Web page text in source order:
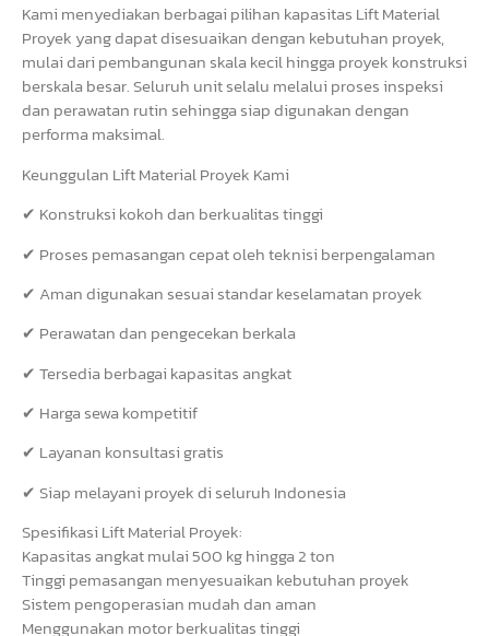
Kami menyediakan berbagai pilihan kapasitas Lift Material
Proyek yang dapat disesuaikan dengan kebutuhan proyek,
mulai dari pembangunan skala kecil hingga proyek konstruksi
berskala besar. Seluruh unit selalu melalui proses inspeksi
dan perawatan rutin sehingga siap digunakan dengan
performa maksimal.
Keunggulan Lift Material Proyek Kami
✔ Konstruksi kokoh dan berkualitas tinggi
✔ Proses pemasangan cepat oleh teknisi berpengalaman
✔ Aman digunakan sesuai standar keselamatan proyek
✔ Perawatan dan pengecekan berkala
✔ Tersedia berbagai kapasitas angkat
✔ Harga sewa kompetitif
✔ Layanan konsultasi gratis
✔ Siap melayani proyek di seluruh Indonesia
Spesifikasi Lift Material Proyek:
Kapasitas angkat mulai 500 kg hingga 2 ton
Tinggi pemasangan menyesuaikan kebutuhan proyek
Sistem pengoperasian mudah dan aman
Menggunakan motor berkualitas tinggi